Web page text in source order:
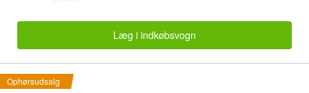
Læg i indkøbsvogn
Ophørsudsalg